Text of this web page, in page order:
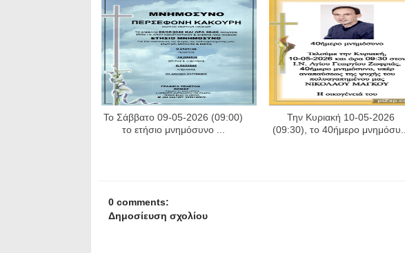
Το Σάββατο 09-05-2026 (09:00)
το ετήσιο μνημόσυνο ...
Την Κυριακή 10-05-2026
(09:30), το 40ήμερο μνημόσυ...
0 comments:
Δημοσίευση σχολίου